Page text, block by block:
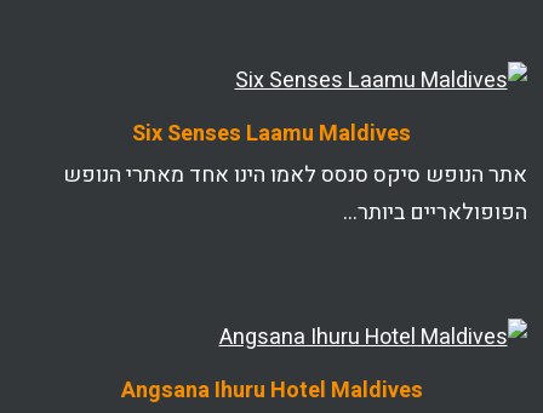
Six Senses Laamu Maldives
אתר הנופש סיקס סנסס לאמו הינו אחד מאתרי הנופש
הפופולאריים ביותר…
Angsana Ihuru Hotel Maldives